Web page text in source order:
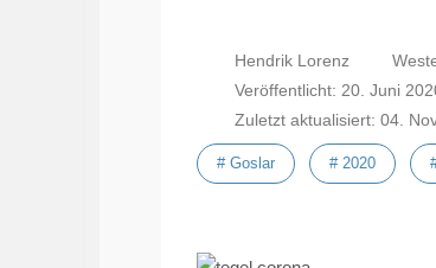
Hendrik Lorenz
Veröffentlicht: 20. Juni
Zuletzt aktualisiert: 04.
# Goslar # 2020